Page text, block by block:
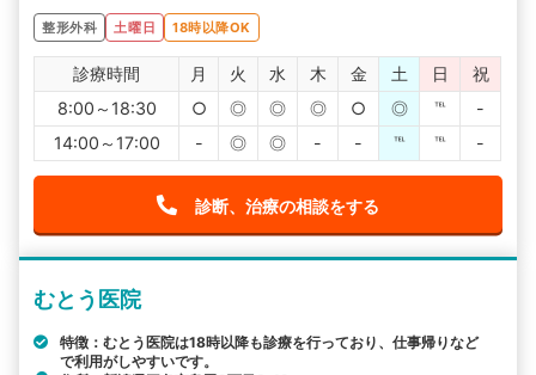
整形外科 土曜日 18時以降OK
診療時間 月 火 水 木 金 土 日
祝
8:00～18:30
○ ◎ ◎ ◎ ○ ◎ ℡
-
14:00～17:00
- ◎ ◎ - - ℡ ℡ -
診断、治療の相談をする
むとう医院
特徴：むとう医院は18時以降も診療を行っており、仕事帰りなど
で利用がしやすいです。